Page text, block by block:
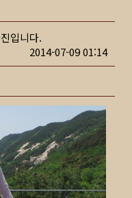
입니다.
2014-07-09 01:14